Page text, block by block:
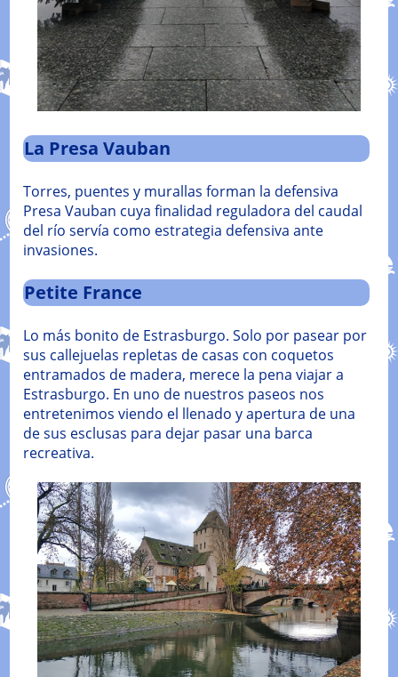
La Presa Vauban
Torres, puentes y murallas forman la defensiva
Presa Vauban cuya finalidad reguladora del caudal
del río servía como estrategia defensiva ante
invasiones.
Petite France
Lo más bonito de Estrasburgo. Solo por pasear por
sus callejuelas repletas de casas con coquetos
entramados de madera, merece la pena viajar a
Estrasburgo. En uno de nuestros paseos nos
entretenimos viendo el llenado y apertura de una
de sus esclusas para dejar pasar una barca
recreativa.